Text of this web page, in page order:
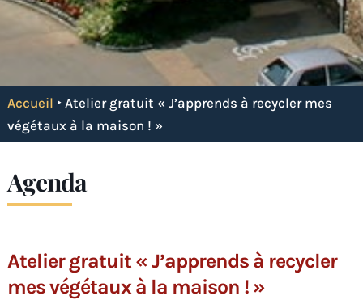
Accueil ‣ Atelier gratuit « J’apprends à recycler mes
végétaux à la maison ! »
Agenda
Atelier gratuit « J’apprends à recycler
mes végétaux à la maison ! »